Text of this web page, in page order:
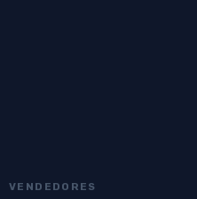
VENDEDORES